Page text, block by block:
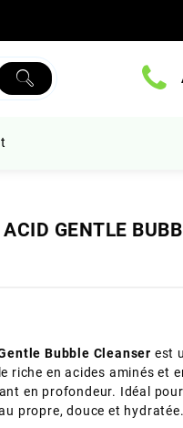
GENTLE
Bubble Cleanser est
riche en acides aminés et
en profondeur. Idéal
propre, douce et hydratée.